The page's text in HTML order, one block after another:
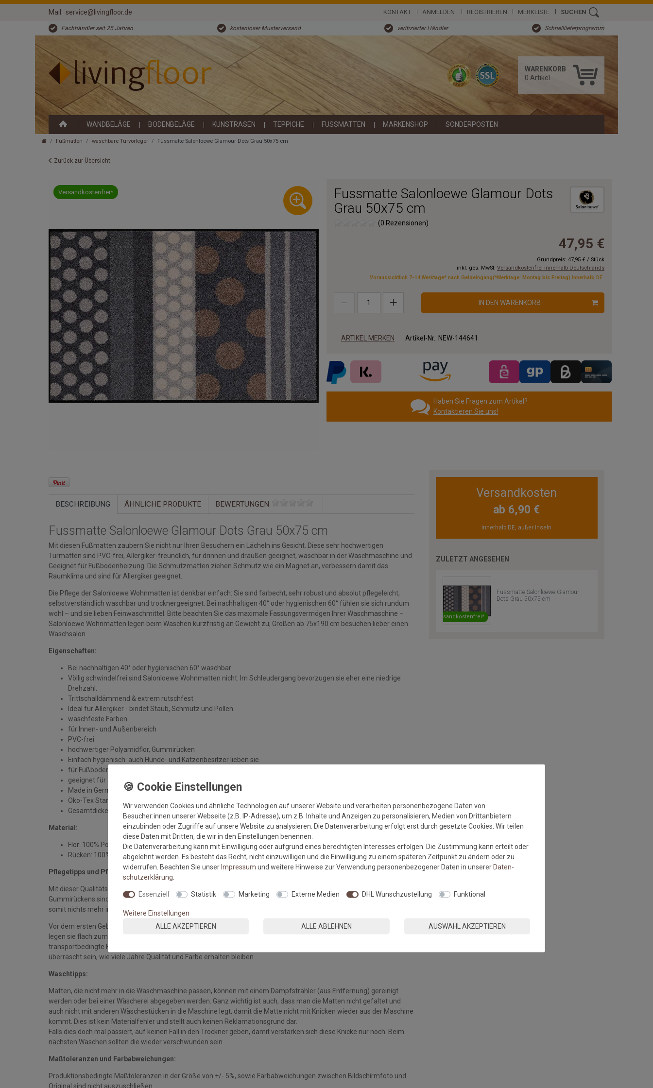
Mail: service@livingfloor.de KONTAKT ANMELDEN REGISTRIEREN MERKLISTE SUCHEN
Fachhändler seit 25 Jahren kostenloser Musterversand verifizierter Händler Schnelllieferprogramm
WARENKORB
0 Artikel
WANDBELÄGE BODENBELÄGE KUNSTRASEN TEPPICHE FUSSMATTEN MARKENSHOP SONDERPOSTEN
Fußmatten waschbare Türvorleger Fussmatte Salonloewe Glamour Dots Grau 50x75 cm
Zurück zur Übersicht
Versandkostenfrei*
Fussmatte Salonloewe Glamour Dots
Grau 50x75 cm
(0 Rezensionen)
47,95 €
Grundpreis: 47,95 € / Stück
inkl. ges. MwSt. Versandkostenfrei innerhalb Deutschlands
Voraussichtlich 7-14 Werktage* nach Geldeingang(*Werktage: Montag bis Freitag) innerhalb DE
IN DEN WARENKORB
ARTIKEL MERKEN Artikel-Nr.: NEW-144641
Haben Sie Fragen zum Artikel?
Kontaktieren Sie uns!
BESCHREIBUNG ÄHNLICHE PRODUKTE BEWERTUNGEN
Fussmatte Salonloewe Glamour Dots Grau 50x75 cm
Mit diesen Fußmatten zaubern Sie nicht nur Ihren Besuchern ein Lächeln ins Gesicht. Diese sehr hochwertigen
Türmatten sind PVC-frei, Allergiker-freundlich, für drinnen und draußen geeignet, waschbar in der Waschmaschine und
Geeignet für Fußbodenheizung. Die Schmutzmatten ziehen Schmutz wie ein Magnet an, verbessern damit das
Raumklima und sind für Allergiker geeignet.
Die Pflege der Salonloewe Wohnmatten ist denkbar einfach: Sie sind farbecht, sehr robust und absolut pflegeleicht,
selbstverständlich waschbar und trocknergeeignet. Bei nachhaltigen 40° oder hygienischen 60° fühlen sie sich rundum
wohl – und sie lieben Feinwaschmittel. Bitte beachten Sie das maximale Fassungsvermögen Ihrer Waschmaschine –
Salonloewe Wohnmatten legen beim Waschen kurzfristig an Gewicht zu; Größen ab 75x190 cm besuchen lieber einen
Waschsalon.
Eigenschaften:
Bei nachhaltigen 40° oder hygienischen 60° waschbar
Völlig schwindelfrei sind Salonloewe Wohnmatten nicht: Im Schleudergang bevorzugen sie eher eine niedrige
Drehzahl.
Trittschalldämmend & extrem rutschfest
Ideal für Allergiker - bindet Staub, Schmutz und Pollen
waschfeste Farben
für Innen- und Außenbereich
PVC-frei
hochwertiger Polyamidflor, Gummirücken
Einfach hygienisch: auch Hunde- und Katzenbesitzer lieben sie
für Fußbodenheizung geeignet
geeignet für alle sauberen, trockenen und unbehandelten Böden
Made in Germany
Öko-Tex Standard 100
Gesamtdicke: ca. 7 mm
Material:
Flor: 100% Polyamid
Rücken: 100% Gummi
Pflegetipps und Pflegehinweise:
Mit dieser Qualitätsmatte sichern Sie sich waschbare Fußmatten, die zu 100% PVC-frei sind. Dank eines hochwertigen
Gummirückens sind die Fußmatten absolut ruschfest. Einem sicheren Gebrauch auch auf Fußbodenheizungen steht
somit nichts mehr im Wege.
Vor dem ersten Gebrauch waschen Sie die Fußmatte separat bei angegebener Temperatur mit Feinwaschmittel und
legen sie flach zum Trocknen aus. Dadurch richten sich die Fasern auf, der Mattenflor wird aktiviert und
transportbedingte Falten und Knicke werden wieder glatt. Pflegen Sie so Ihre Fußmatte regelmäßig und Sie werden
überrascht sein, wie viele Jahre Qualität und Farbe erhalten bleiben.
Waschtipps:
Matten, die nicht mehr in die Waschmaschine passen, können mit einem Dampfstrahler (aus Entfernung) gereinigt
werden oder bei einer Wäscherei abgegeben werden. Ganz wichtig ist auch, dass man die Matten nicht gefaltet und
auch nicht mit anderen Wäschestücken in die Maschine legt, damit die Matte nicht mit Knicken wieder aus der Maschine
kommt. Dies ist kein Materialfehler und stellt auch keinen Reklamationsgrund dar.
Falls dies doch mal passiert, auf keinen Fall in den Trockner geben, damit verstärken sich diese Knicke nur noch. Beim
nächsten Waschen sollten die wieder verschwunden sein.
Maßtoleranzen und Farbabweichungen:
Produktionsbedingte Maßtoleranzen in der Größe von +/- 5%, sowie Farbabweichungen zwischen Bildschirmfoto und
Original sind nicht auszuschließen
Versandkosten
ab 6,90 €
innerhalb DE, außer Inseln
ZULETZT ANGESEHEN
Versandkostenfrei*
Fussmatte Salonloewe Glamour
Dots Grau 50x75 cm
Wir verwenden Cookies und ähnliche Technologien auf unserer Website und verarbeiten personenbezogene Daten von
Besucher:innen unserer Webseite (z.B. IP-Adresse), um z.B. Inhalte und Anzeigen zu personalisieren, Medien von Drittanbietern
einzubinden oder Zugriffe auf unsere Website zu analysieren. Die Datenverarbeitung erfolgt erst durch gesetzte Cookies. Wir teilen
diese Daten mit Dritten, die wir in den Einstellungen benennen.
Die Datenverarbeitung kann mit Einwilligung oder aufgrund eines berechtigten Interesses erfolgen. Die Zustimmung kann erteilt oder
abgelehnt werden. Es besteht das Recht, nicht einzuwilligen und die Einwilligung zu einem späteren Zeitpunkt zu ändern oder zu
widerrufen. Beachten Sie unserImpressum und weitere Hinweise zur Verwendung personenbezogener Daten in unsererDaten­
schutz­erklärung
Essenziell Statistik Marketing Externe Medien DHL Wunschzustellung Funktional
Weitere Einstellungen
ALLE AKZEPTIEREN
ALLE ABLEHNEN AUSWAHL AKZEPTIEREN